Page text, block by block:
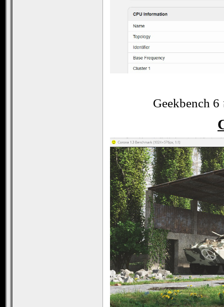
Geekbench